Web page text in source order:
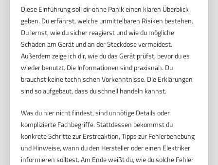
Diese Einführung soll dir ohne Panik einen klaren Überblick
geben. Du erfährst, welche unmittelbaren Risiken bestehen.
Du lernst, wie du sicher reagierst und wie du mögliche
Schäden am Gerät und an der Steckdose vermeidest.
Außerdem zeige ich dir, wie du das Gerät prüfst, bevor du es
wieder benutzt. Die Informationen sind praxisnah. Du
brauchst keine technischen Vorkenntnisse. Die Erklärungen
sind so aufgebaut, dass du schnell handeln kannst.
Was du hier nicht findest, sind unnötige Details oder
komplizierte Fachbegriffe. Stattdessen bekommst du
konkrete Schritte zur Erstreaktion, Tipps zur Fehlerbehebung
und Hinweise, wann du den Hersteller oder einen Elektriker
informieren solltest. Am Ende weißt du, wie du solche Fehler